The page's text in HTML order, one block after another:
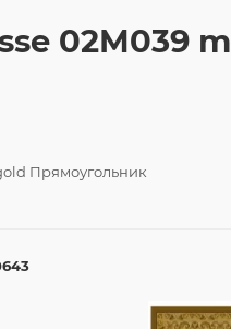
02M039
Прямоугольник